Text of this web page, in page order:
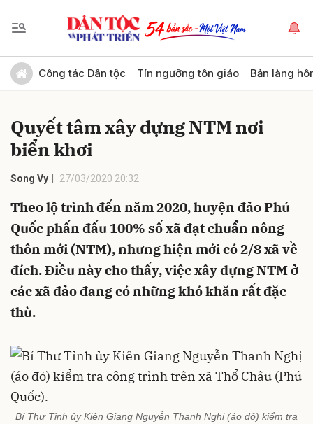
Công tác Dân tộc Tín ngưỡng tôn giáo Bản làng
Quyết tâm xây dựng NTM nơi
biển khơi
Song Vy 27/03/2020 20:32
Theo lộ trình đến năm 2020, huyện đảo Phú
Quốc phấn đấu 100% số xã đạt chuẩn nông
thôn mới (NTM), nhưng hiện mới có 2/8 xã về
đích. Điều này cho thấy, việc xây dựng NTM ở
các xã đảo đang có những khó khăn rất đặc
thù.
Bí Thư Tỉnh ủy Kiên Giang Nguyễn Thanh Nghị (áo đỏ) kiểm tra
Gửi bình luận
Hủy Gửi